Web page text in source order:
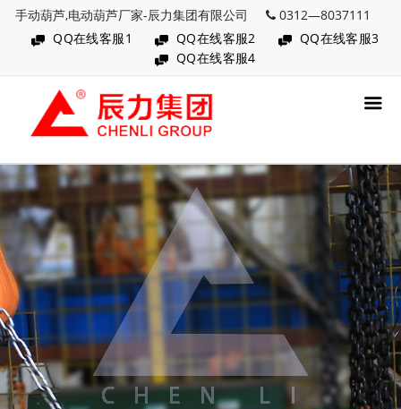
手动葫芦,电动葫芦厂家-辰力集团有限公司
0312—8037111
QQ在线客服1
QQ在线客服2
QQ在线客服3
QQ在线客服4